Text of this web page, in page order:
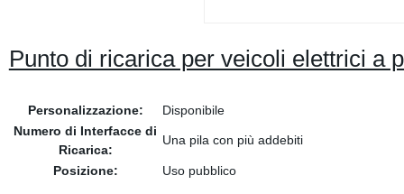
Punto di ricarica per veicoli elettrici a
Personalizzazione:
Disponibile
Numero di Interfacce di
Ricarica:
Una pila con più addebiti
Posizione: Uso pubblico